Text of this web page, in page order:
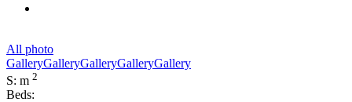
All photo
GalleryGalleryGalleryGalleryGallery
S: m 2
Beds: